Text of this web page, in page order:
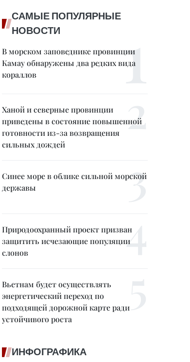
САМЫЕ ПОПУЛЯРНЫЕ
НОВОСТИ
В морском заповеднике провинции
Камау обнаружены два редких вида
кораллов
Ханой и северные провинции
приведены в состояние повышенной
готовности из-за возвращения
сильных дождей
Синее море в облике сильной морской
державы
Природоохранный проект призван
защитить исчезающие популяции
слонов
Вьетнам будет осуществлять
энергетический переход по
подходящей дорожной карте ради
устойчивого роста
ИНФОГРАФИКА